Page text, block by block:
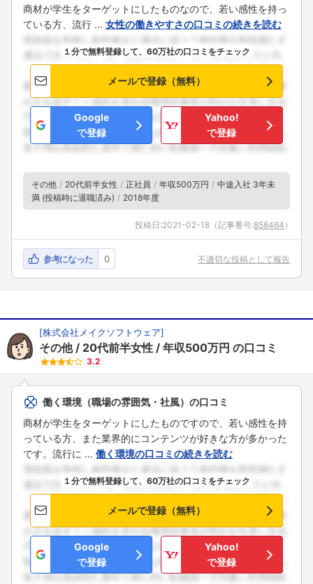
商材が学生をターゲットにしたものなので、若い感性を持っ
ている方、流行 ... 女性の働きやすさの口コミの続きを読む
１分で無料登録して、60万社の口コミをチェック
メールで登録（無料）
Google
で登録
Yahoo!
で登録
その他 20代前半女性 正社員 年収500万円
中途入社 3年未
満 (投稿時に退職済み)
2018年度
投稿日:2021-02-18 （記事番号:858464 ）
参考になった 0 不適切な投稿として報告
[株式会社メイクソフトウェア]
その他 20代前半女性 年収500万円 の口コミ
3.2
働く環境（職場の雰囲気・社風）の口コミ
商材が学生をターゲットにしたものですので、若い感性を持
っている方、また業界的にコンテンツが好きな方が多かった
です。流行に ... 働く環境の口コミの続きを読む
１分で無料登録して、60万社の口コミをチェック
メールで登録（無料）
Google
で登録
Yahoo!
で登録